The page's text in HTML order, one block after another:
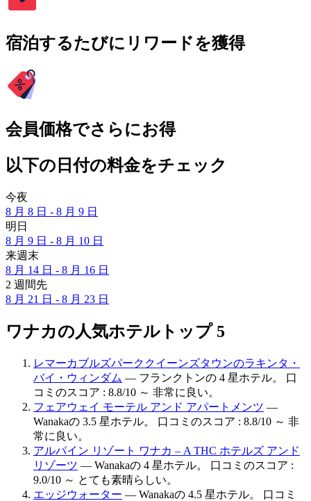
宿泊するたびにリワードを獲得
会員価格でさらにお得
以下の日付の料金をチェック
今夜
8 月 8 日 - 8 月 9 日
明日
8 月 9 日 - 8 月 10 日
来週末
8 月 14 日 - 8 月 16 日
2 週間先
8 月 21 日 - 8 月 23 日
ワナカの人気ホテルトップ 5
レマーカブルズパーククイーンズタウンのラキンタ・
バイ・ウィンダム — フランクトンの 4 星ホテル。 口
コミのスコア : 8.8/10 ～ 非常に良い。
フェアウェイ モーテル アンド アパートメンツ —
Wanakaの 3.5 星ホテル。 口コミのスコア : 8.8/10 ～ 非
常に良い。
アルパイン リゾート ワナカ – A THC ホテルズ アンド
リゾーツ — Wanakaの 4 星ホテル。 口コミのスコア :
9.0/10 ～ とても素晴らしい。
エッジウォーター — Wanakaの 4.5 星ホテル。 口コミ